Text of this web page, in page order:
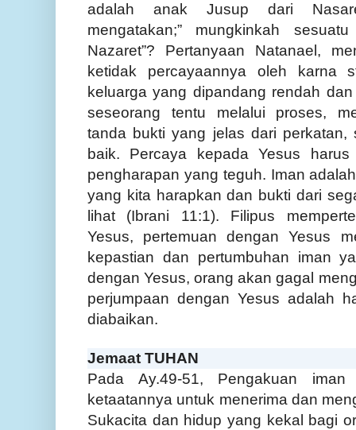
adalah anak Jusup dari
mengatakan;” mungkinkah
Nazaret”? Pertanyaan Natanael,
ketidak percayaannya oleh karna
keluarga yang dipandang rendah
seseorang tentu melalui proses,
tanda bukti yang jelas dari
baik. Percaya kepada Yesus
pengharapan yang teguh. Iman
yang kita harapkan dan bukti dari
lihat (Ibrani 11:1). Filipus
Yesus, pertemuan dengan Yesus
kepastian dan pertumbuhan iman
dengan Yesus, orang akan gagal
perjumpaan dengan Yesus adalah
diabaikan.
Jemaat TUHAN
Pada Ay.49-51, Pengakuan iman
ketaatannya untuk menerima dan
Sukacita dan hidup yang kekal bagi